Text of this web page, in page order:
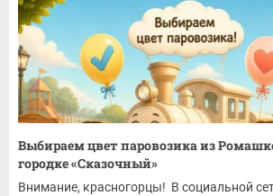
Выбираем цвет паровозика из
городке «Сказочный»
Внимание, красногорцы! В социальной